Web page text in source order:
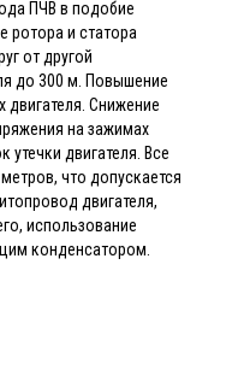
ПЧВ в подобие
ротора и статора
от другой
до 300 м. Повышение
Снижение
на зажимах
двигателя. Все
что допускается
двигателя,
использование
конденсатором.